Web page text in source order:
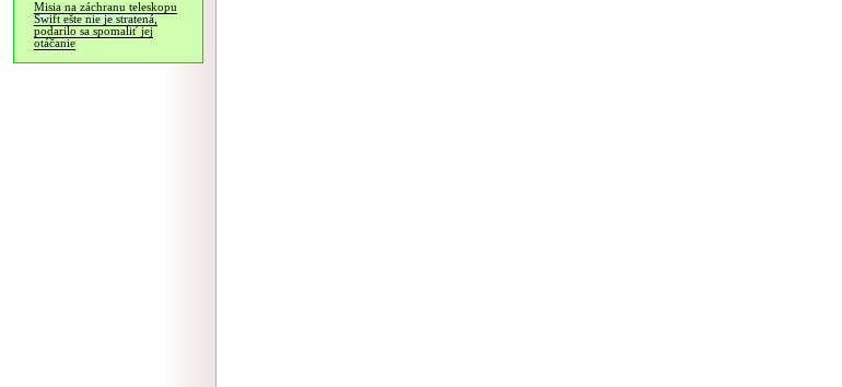
Misia na záchranu teleskopu
Swift ešte nie je stratená,
podarilo sa spomaliť jej
otáčanie